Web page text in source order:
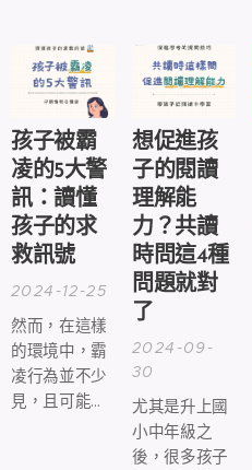
兩種，獨體字
顧名思義就是
由單一部件構
成的文字；而
合體字便由兩
個以上的部件
組成。
孩子被霸
凌的5大警
訊：讀懂
孩子的求
救訊號
2024-12-25
然而，在這樣
的環境中，霸
凌行為並不少
見，且可能對
想促進孩
子的閱讀
理解能
力？共讀
時問這4種
問題就對
了
2024-09-
30
尤其是升上國
小中年級之
後，很多孩子